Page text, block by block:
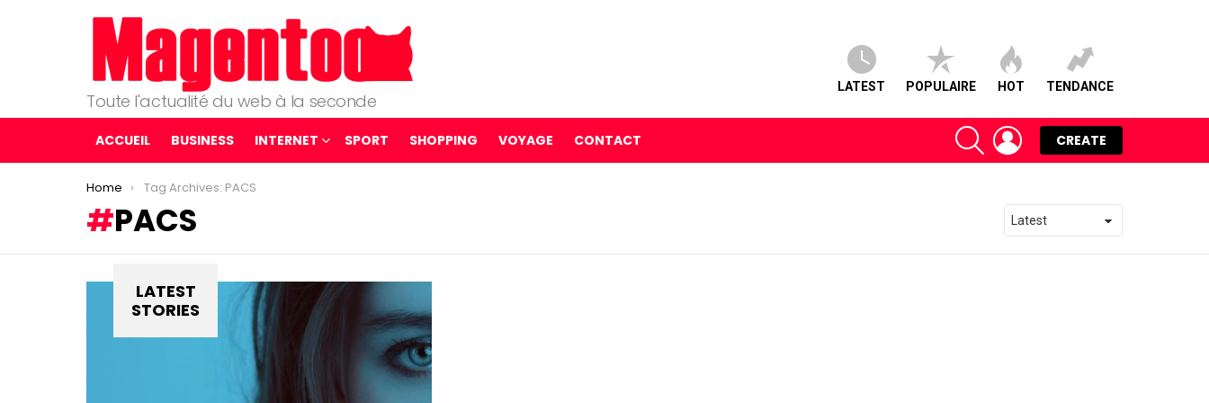
Toute l'actualité du web à la seconde
LATEST POPULAIRE HOT TENDANCE
ACCUEIL BUSINESS INTERNET SPORT SHOPPING VOYAGE CONTACT
SEARCH LOGIN
CREATE
You are here:
Home Tag Archives: PACS
PACS
LATEST
STORIES